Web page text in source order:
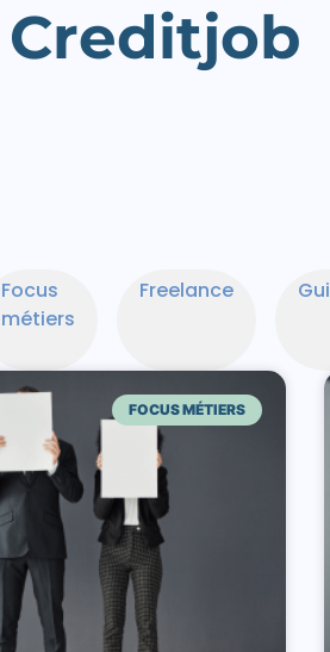
Focus
métiers
Freelance
FOCUS MÉTIERS